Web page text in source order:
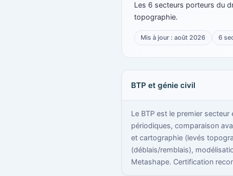
Les 6 secteurs porteurs du
topographie.
Mis à jour : août 2026 6
BTP et génie civil
Le BTP est le premier
périodiques, comparaison
et cartographie (levés
(déblais/remblais),
Metashape. Certification